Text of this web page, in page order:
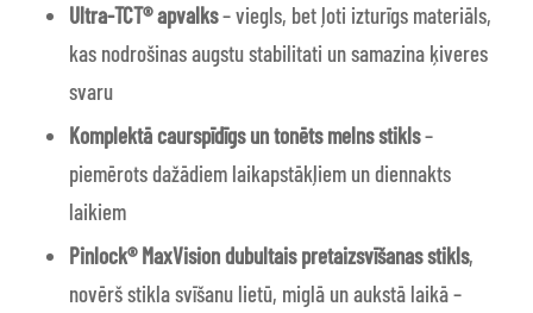
Ultra-TCT® apvalks– viegls, bet ļoti izturīgs materiāls,
kas nodrošinas augstu stabilitati un samazina ķiveres
svaru
Komplektā caurspīdīgs un tonēts melns stikls–
piemērots dažādiem laikapstākļiem un diennakts
laikiem
Pinlock® MaxVisiondubultais pretaizsvīšanas stikls,
novērš stikla svīšanu lietū, miglā un aukstā laikā –